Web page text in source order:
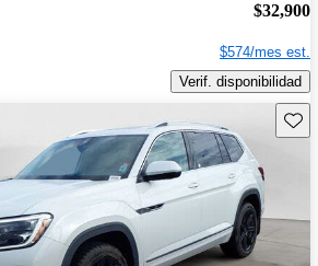
$32,900
$574/mes est.
Verif. disponibilidad